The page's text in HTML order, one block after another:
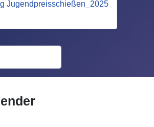
Jugendpreisschießen_2025